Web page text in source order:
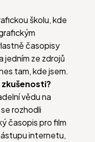
školu, kde
časopisy
jedním ze zdrojů
tam, kde jsem.
vědu na
rozhodli
časopis pro film
internetu,